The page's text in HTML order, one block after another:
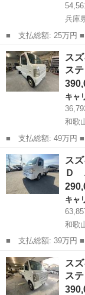
兵庫
■ 支払総額: 25万円 ■ 車両本体価格： 190,000 円 ■ メーカー
名： スズキ ■ 車種
Ｄ ワンオーナー ５
整備付き 車検整...
兵庫 神戸市
ス
ス
キャ
和歌
■ 支払総額: 49万円 ■ 車両本体価格： 390,000 円 ■ メーカー
名： スズキ ■ 車種
Ｃエアコン・パワ
数： 2D...
和歌山 和歌山市
ス
Ｄ
キャ
和歌
■ 支払総額: 39万円 ■ 車両本体価格： 290,000 円 ■ メーカー
名： スズキ ■ 車種
Ｃ ５速 ４ＷＤ エ
３８５７ｋｍ ■...
和歌山 和歌山市
ス
ス